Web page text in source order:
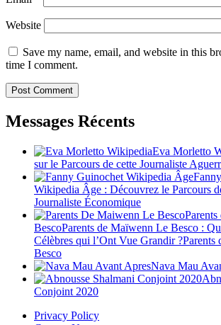
Website
Save my name, email, and website in this
time I comment.
Messages Récents
Eva Morletto
sur le Parcours de cette Journaliste
Wikipedia Âge : Découvrez le Parcours
Journaliste Économique
BescoParents de Maïwenn Le Besco :
Célèbres qui l’Ont Vue Grandir
Besco
Nava Mau
Conjoint 2020
Privacy Policy